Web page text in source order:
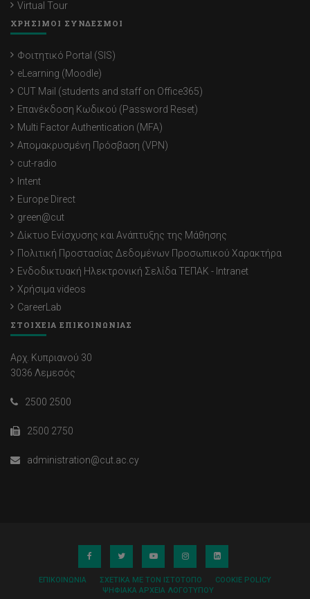
Virtual Tour
ΧΡΗΣΙΜΟΙ ΣΥΝΔΕΣΜΟΙ
Φοιτητικό Portal (SIS)
eLearning (Moodle)
CUT Mail (students and staff on Office365)
Επανέκδοση Κωδικού (Password Reset)
Multi Factor Authentication (MFA)
Απομακρυσμένη Πρόσβαση (VPN)
cut-radio
Intent
Europe Direct
green@cut
Δίκτυο Ενίσχυσης και Ανάπτυξης της Μάθησης
Πολιτική Προστασίας Δεδομένων Προσωπικού Χαρακτήρα
Ενδοδικτυακή Ηλεκτρονική Σελίδα ΤΕΠΑΚ - Intranet
Χρήσιμα videos
CareerLab
ΣΤΟΙΧΕΙΑ ΕΠΙΚΟΙΝΩΝΙΑΣ
Αρχ. Κυπριανού 30
3036 Λεμεσός
2500 2500
2500 2750
administration@cut.ac.cy
ΕΠΙΚΟΙΝΩΝΊΑ ΣΧΕΤΙΚΆ ΜΕ ΤΟΝ ΙΣΤΌΤΟΠΟ
COOKIE POLICY
ΨΗΦΙΑΚΆ ΑΡΧΕΊΑ ΛΟΓΌΤΥΠΟΥ